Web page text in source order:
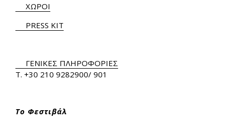
ΧΩΡΟΙ
PRESS KIT
ΓΕΝΙΚΕΣ ΠΛΗΡΟΦΟΡΙΕΣ
Τ. +30 210 9282900/ 901
Το Φεστιβάλ